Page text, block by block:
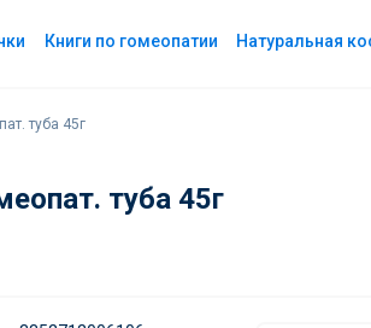
Книги по гомеопатии Натуральная
туба 45г
туба 45г